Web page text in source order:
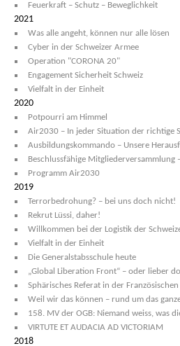
Feuerkraft – Schutz – Beweglichkeit
2021
Was alle angeht, können nur alle lösen
Cyber in der Schweizer Armee
Operation "CORONA 20"
Engagement Sicherheit Schweiz
Vielfalt in der Einheit
2020
Potpourri am Himmel
Air2030 – In jeder Situation der richtige
Ausbildungskommando – Unsere
Beschlussfähige Mitgliederversammlung
Programm Air2030
2019
Terrorbedrohung? – bei uns doch nicht!
Rekrut Lüssi, daher!
Willkommen bei der Logistik der
Vielfalt in der Einheit
Die Generalstabsschule heute
„Global Liberation Front“ – oder lieber
Sphärisches Referat in der
Weil wir das können – rund um das
158. MV der OGB: Niemand weiss, was
VIRTUTE ET AUDACIA AD VICTORIAM
2018